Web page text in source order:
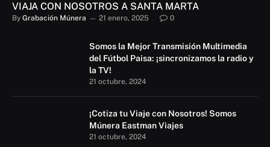
VIAJA CON NOSOTROS A SANTA MARTA
By Grabación Múnera 21 enero, 2025 0
Somos la Mejor Transmisión Multimedia
del Fútbol Paisa: ¡sincronizamos la radio y
la TV!
21 octubre, 2024
¡Cotiza tu Viaje con Nosotros! Somos
Múnera Eastman Viajes
21 octubre, 2024